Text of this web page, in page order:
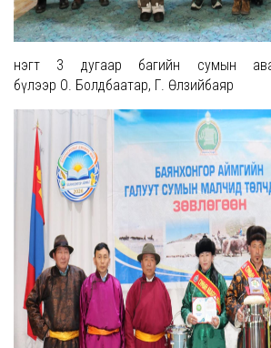
Үнэгт 3 дугаар багийн сумын
бүлээр О. Болдбаатар, Г. Өлзийбаяр